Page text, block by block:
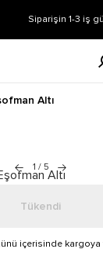
kargoya
Altı
1 / 5
Tükendi
içerisinde kargoya